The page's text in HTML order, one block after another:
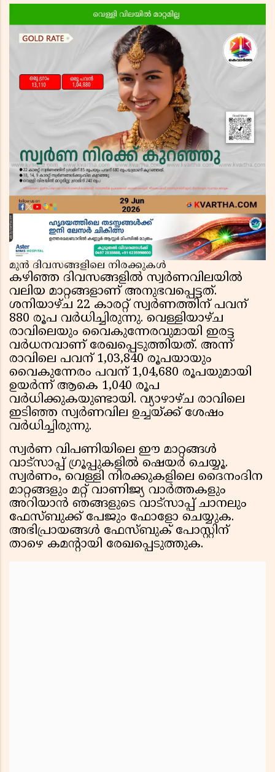
മുൻ ദിവസങ്ങളിലെ നിരക്കുകൾ
കഴിഞ്ഞ ദിവസങ്ങളിൽ സ്വർണവിലയിൽ
വലിയ മാറ്റങ്ങളാണ് അനുഭവപ്പെട്ടത്.
ശനിയാഴ്ച 22 കാരറ്റ് സ്വർണത്തിന് പവന്
880 രൂപ വർധിച്ചിരുന്നു. വെള്ളിയാഴ്ച
രാവിലെയും വൈകുന്നേരവുമായി ഇരട്ട
വർധനവാണ് രേഖപ്പെടുത്തിയത്. അന്ന്
രാവിലെ പവന് 1,03,840 രൂപയായും
വൈകുന്നേരം പവന് 1,04,680 രൂപയുമായി
ഉയർന്ന് ആകെ 1,040 രൂപ
വർധിക്കുകയുണ്ടായി. വ്യാഴാഴ്ച രാവിലെ
ഇടിഞ്ഞ സ്വർണവില ഉച്ചയ്ക്ക് ശേഷം
വർധിച്ചിരുന്നു.
സ്വർണ വിപണിയിലെ ഈ മാറ്റങ്ങൾ
വാട്സാപ്പ് ഗ്രൂപ്പുകളിൽ ഷെയർ ചെയ്യൂ.
സ്വർണം, വെള്ളി നിരക്കുകളിലെ ദൈനംദിന
മാറ്റങ്ങളും മറ്റ് വാണിജ്യ വാർത്തകളും
അറിയാൻ ഞങ്ങളുടെ വാട്സാപ്പ് ചാനലും
ഫേസ്ബുക്ക് പേജും ഫോളോ ചെയ്യുക.
അഭിപ്രായങ്ങൾ ഫേസ്ബുക് പോസ്റ്റിന്
താഴെ കമന്റായി രേഖപ്പെടുത്തുക.